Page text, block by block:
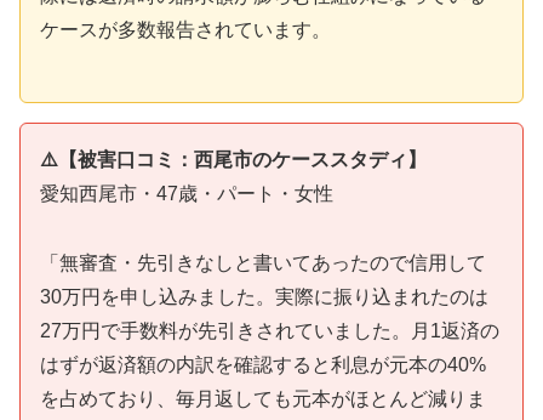
ケースが多数報告されています。
⚠️【被害口コミ：西尾市のケーススタディ】
愛知西尾市・47歳・パート・女性
「無審査・先引きなしと書いてあったので信用して
30万円を申し込みました。実際に振り込まれたのは
27万円で手数料が先引きされていました。月1返済の
はずが返済額の内訳を確認すると利息が元本の40%
を占めており、毎月返しても元本がほとんど減りま